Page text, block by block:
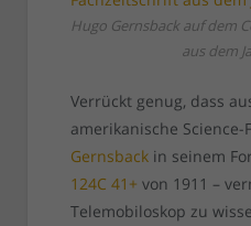
Hugo Gernsback auf dem
aus dem
Verrückt genug, dass
amerikanische Science-
Gernsbackin seinem
124C 41+ von 1911 –
Telemobiloskop zu